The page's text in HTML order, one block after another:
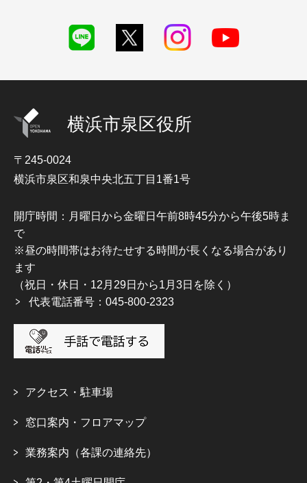
横浜市泉区役所
〒245-0024
横浜市泉区和泉中央北五丁目1番1号
開庁時間：月曜日から金曜日午前8時45分から午後5時ま
で
※昼の時間帯はお待たせする時間が長くなる場合があり
ます
（祝日・休日・12月29日から1月3日を除く）
代表電話番号：045-800-2323
アクセス・駐車場
窓口案内・フロアマップ
業務案内（各課の連絡先）